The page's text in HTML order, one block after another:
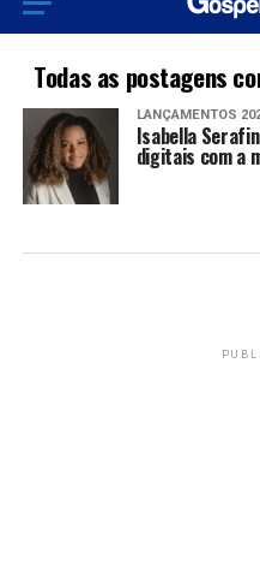
Todas as postagens
LANÇAMENTOS
Isabella
digitais com a